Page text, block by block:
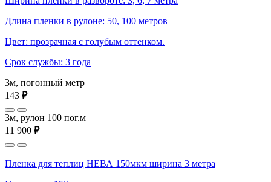
Длина пленки в рулоне: 50, 100 метров
Цвет: прозрачная с голубым оттенком.
Срок службы: 3 года
3м, погонный метр
143 ₽
3м, рулон 100 пог.м
11 900 ₽
Пленка для теплиц НЕВА 150мкм ширина 3 метра